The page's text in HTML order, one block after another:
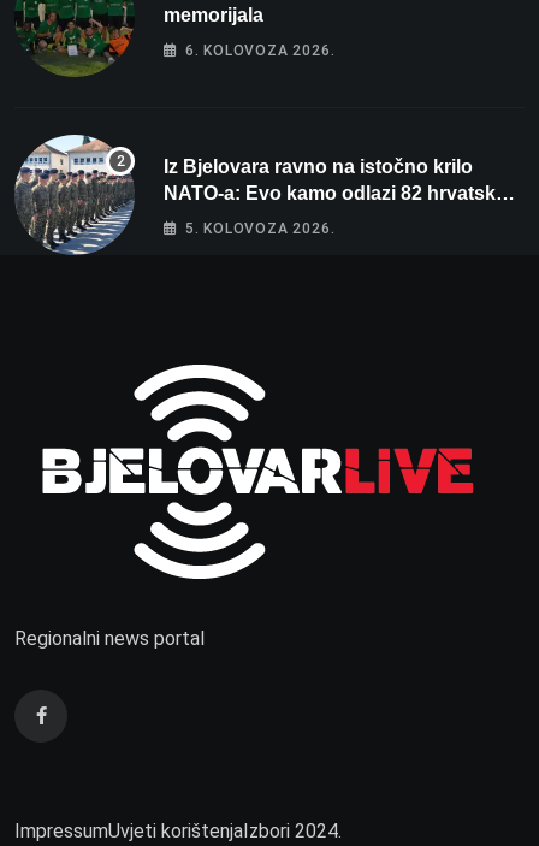
memorijala
6. KOLOVOZA 2026.
Iz Bjelovara ravno na istočno krilo
NATO-a: Evo kamo odlazi 82 hrvatska
vojnika i 6 vojnikinja
5. KOLOVOZA 2026.
Regionalni news portal
ImpressumUvjeti korištenjaIzbori 2024.